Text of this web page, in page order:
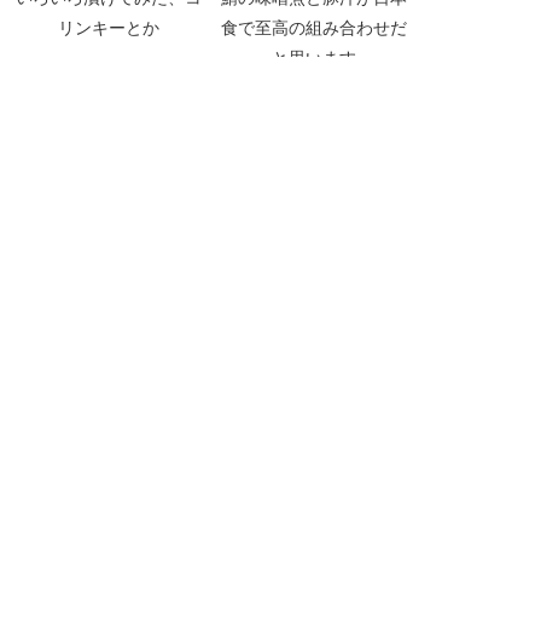
リンキーとか
食で至高の組み合わせだ
と思います